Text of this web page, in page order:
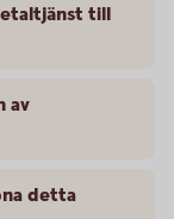
till
av
detta